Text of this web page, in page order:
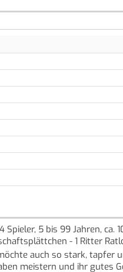
Spieler, 5 bis 99 Jahren, ca.
- 1 Ritter
auch so stark, tapfer
meistern und ihr gutes